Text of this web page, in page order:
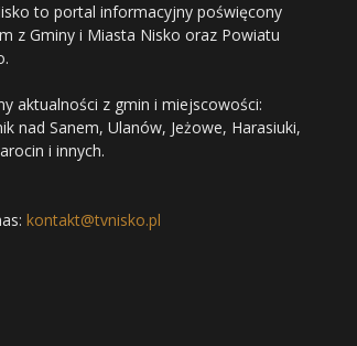
to portal informacyjny poświęcony
z Gminy i Miasta Nisko oraz Powiatu
aktualności z gmin i miejscowości:
nad Sanem, Ulanów, Jeżowe, Harasiuki,
i innych.
kontakt@tvnisko.pl